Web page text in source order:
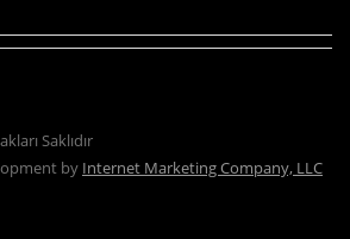
Saklıdır
by Internet Marketing Company, LLC